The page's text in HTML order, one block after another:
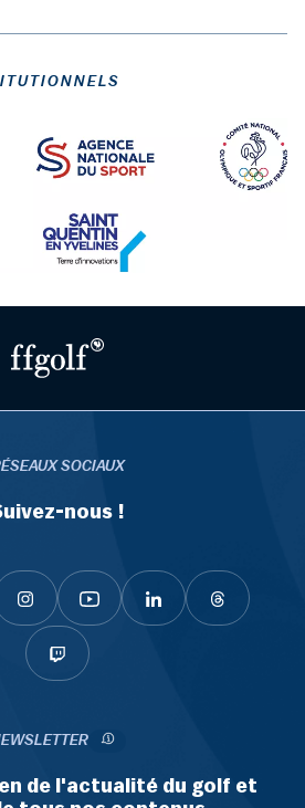
SOCIAUX
nous !
de l'actualité du golf et